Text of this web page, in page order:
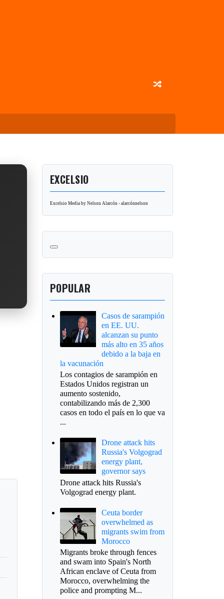
EXCELSIO
Excelsio Media by Nelson Alarcón - alarcónnelson
POPULAR
Casos de sarampión
en EE. UU.
alcanzan su punto
más alto en 35 años
debido a la baja en
la vacunación
Los contagios de sarampión en
Estados Unidos registran un
aumento sostenido,
contabilizando más de 2,300
casos en todo el país en lo que va
...
Drone attack hits
Russia's Volgograd
energy plant,
governor says
Drone attack hits Russia's
Volgograd energy plant.
Ceuta border
overwhelmed as
migrants swim from
Morocco
Migrants broke through fences
and swam into Spain's North
African enclave of Ceuta from
Morocco, overwhelming the
police and prompting M...